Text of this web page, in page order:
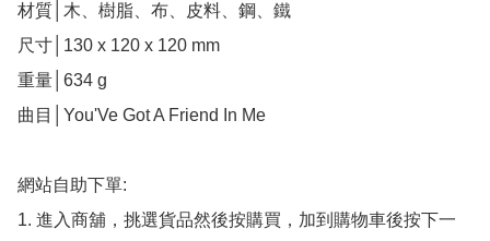
材質│木、樹脂、布、皮料、鋼、鐵
尺寸│130 x 120 x 120 mm
重量│634 g
曲目│You'Ve Got A Friend In Me
網站自助下單:
1. 進入商舖，挑選貨品然後按購買，加到購物車後按下一